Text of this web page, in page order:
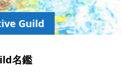
Guild
名鑑